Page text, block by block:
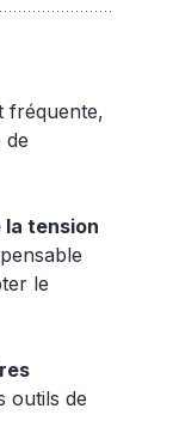
fréquente,
de
tension
le
outils de